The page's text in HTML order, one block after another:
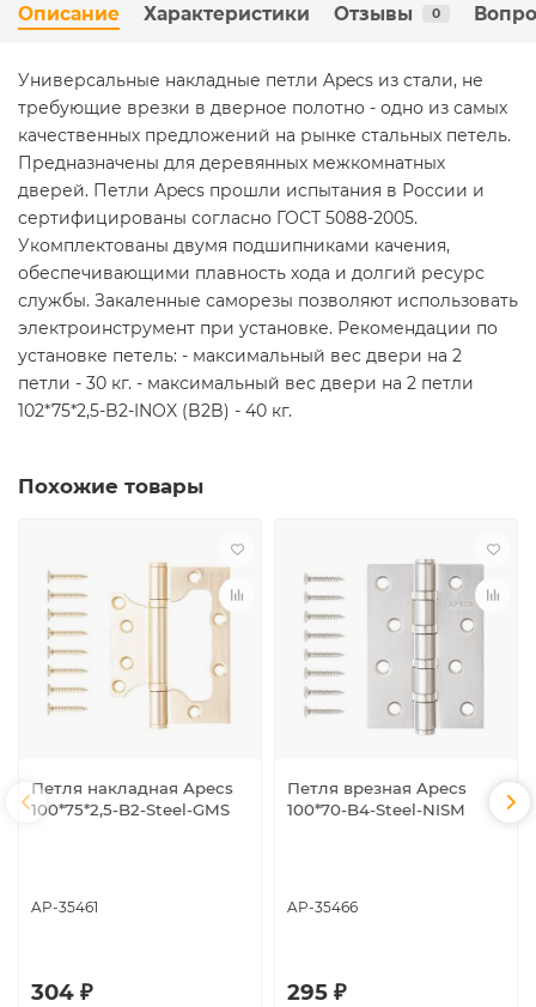
Описание Характеристики Отзывы 0
Универсальные накладные петли Apecs из стали, не
требующие врезки в дверное полотно - одно из самых
качественных предложений на рынке стальных петель.
Предназначены для деревянных межкомнатных
дверей. Петли Apecs прошли испытания в России и
сертифицированы согласно ГОСТ 5088-2005.
Укомплектованы двумя подшипниками качения,
обеспечивающими плавность хода и долгий ресурс
службы. Закаленные саморезы позволяют использовать
электроинструмент при установке. Рекомендации по
установке петель: - максимальный вес двери на 2
петли - 30 кг. - максимальный вес двери на 2 петли
102*75*2,5-B2-INOX (B2B) - 40 кг.
Похожие товары
Петля накладная Apecs
100*75*2,5-B2-Steel-GMS
AP-35461
304 ₽
Петля врезная Apecs
100*70-B4-Steel-NISM
AP-35466
295 ₽